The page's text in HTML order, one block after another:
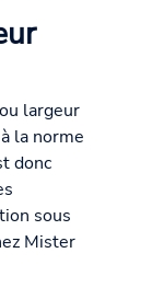
largeur
la norme
donc
sous
Mister